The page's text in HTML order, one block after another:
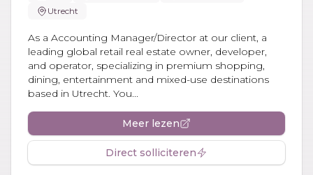
Utrecht
As a Accounting Manager/Director at our client, a
leading global retail real estate owner, developer,
and operator, specializing in premium shopping,
dining, entertainment and mixed-use destinations
based in Utrecht. You...
Meer lezen
Direct solliciteren